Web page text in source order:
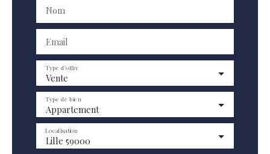
Nom
Email
Vente
Type d'offre
Appartement
Type de bien
Lille 59000
Localisation